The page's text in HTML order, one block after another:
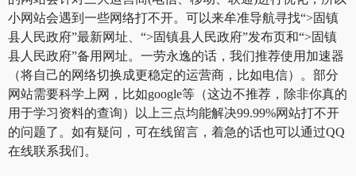
小网站会遇到一些网络打不开。可以来牟准导航寻找“>固镇
县人民政府”最新网址、“>固镇县人民政府”发布页和“>固镇
县人民政府”备用网址。一劳永逸的话，我们推荐使用加速器
（将自己的网络切换成更稳定的运营商，比如电信）。部分
网站需要科学上网，比如google等（这边不推荐，除非你真的
用于学习资料的查询）以上三点均能解决99.99%网站打不开
的问题了。如有疑问，可在线留言，着急的话也可以通过QQ
在线联系我们。